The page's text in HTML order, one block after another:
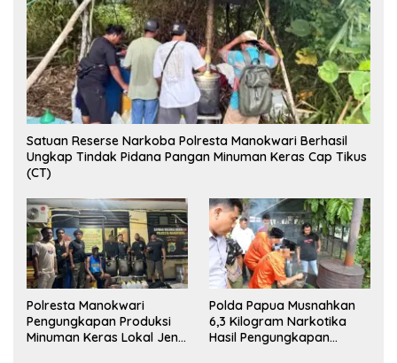
Satuan Reserse Narkoba Polresta Manokwari Berhasil
Ungkap Tindak Pidana Pangan Minuman Keras Cap Tikus
(CT)
Polresta Manokwari
Pengungkapan Produksi
Minuman Keras Lokal Jenis
Polda Papua Musnahkan
6,3 Kilogram Narkotika
Hasil Pengungkapan